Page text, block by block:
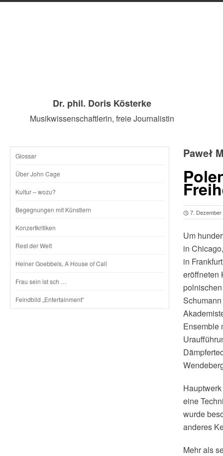
Dr. phil. Doris Kösterke
Musikwissenschaftlerin, freie Journalistin
SKIP
CONTENT
Glossar
Über John Cage
Kultur – wozu?
Begegnungen mit Künstlern
Konzertkritiken
Rest der Welt
Heiner Goebbels, A House of Call
Frau sein ist sch …
Feindbild „Entertainment“
Paweł
7. Dezember
Um
in
in
eröffneten
Ensemble
eine
wurde
anderes
Mehr als